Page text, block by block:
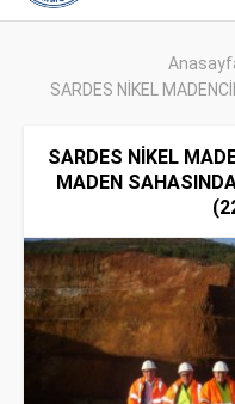
SARDES NİKEL
SARDES NİKEL
MADEN